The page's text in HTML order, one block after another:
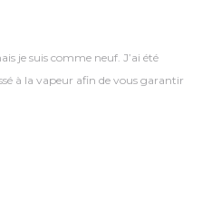
je suis comme neuf. J’ai été
à la vapeur afin de vous garantir